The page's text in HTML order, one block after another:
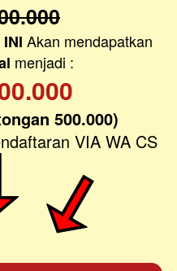
Akan mendapatkan
menjadi :
500.000)
VIA WA CS